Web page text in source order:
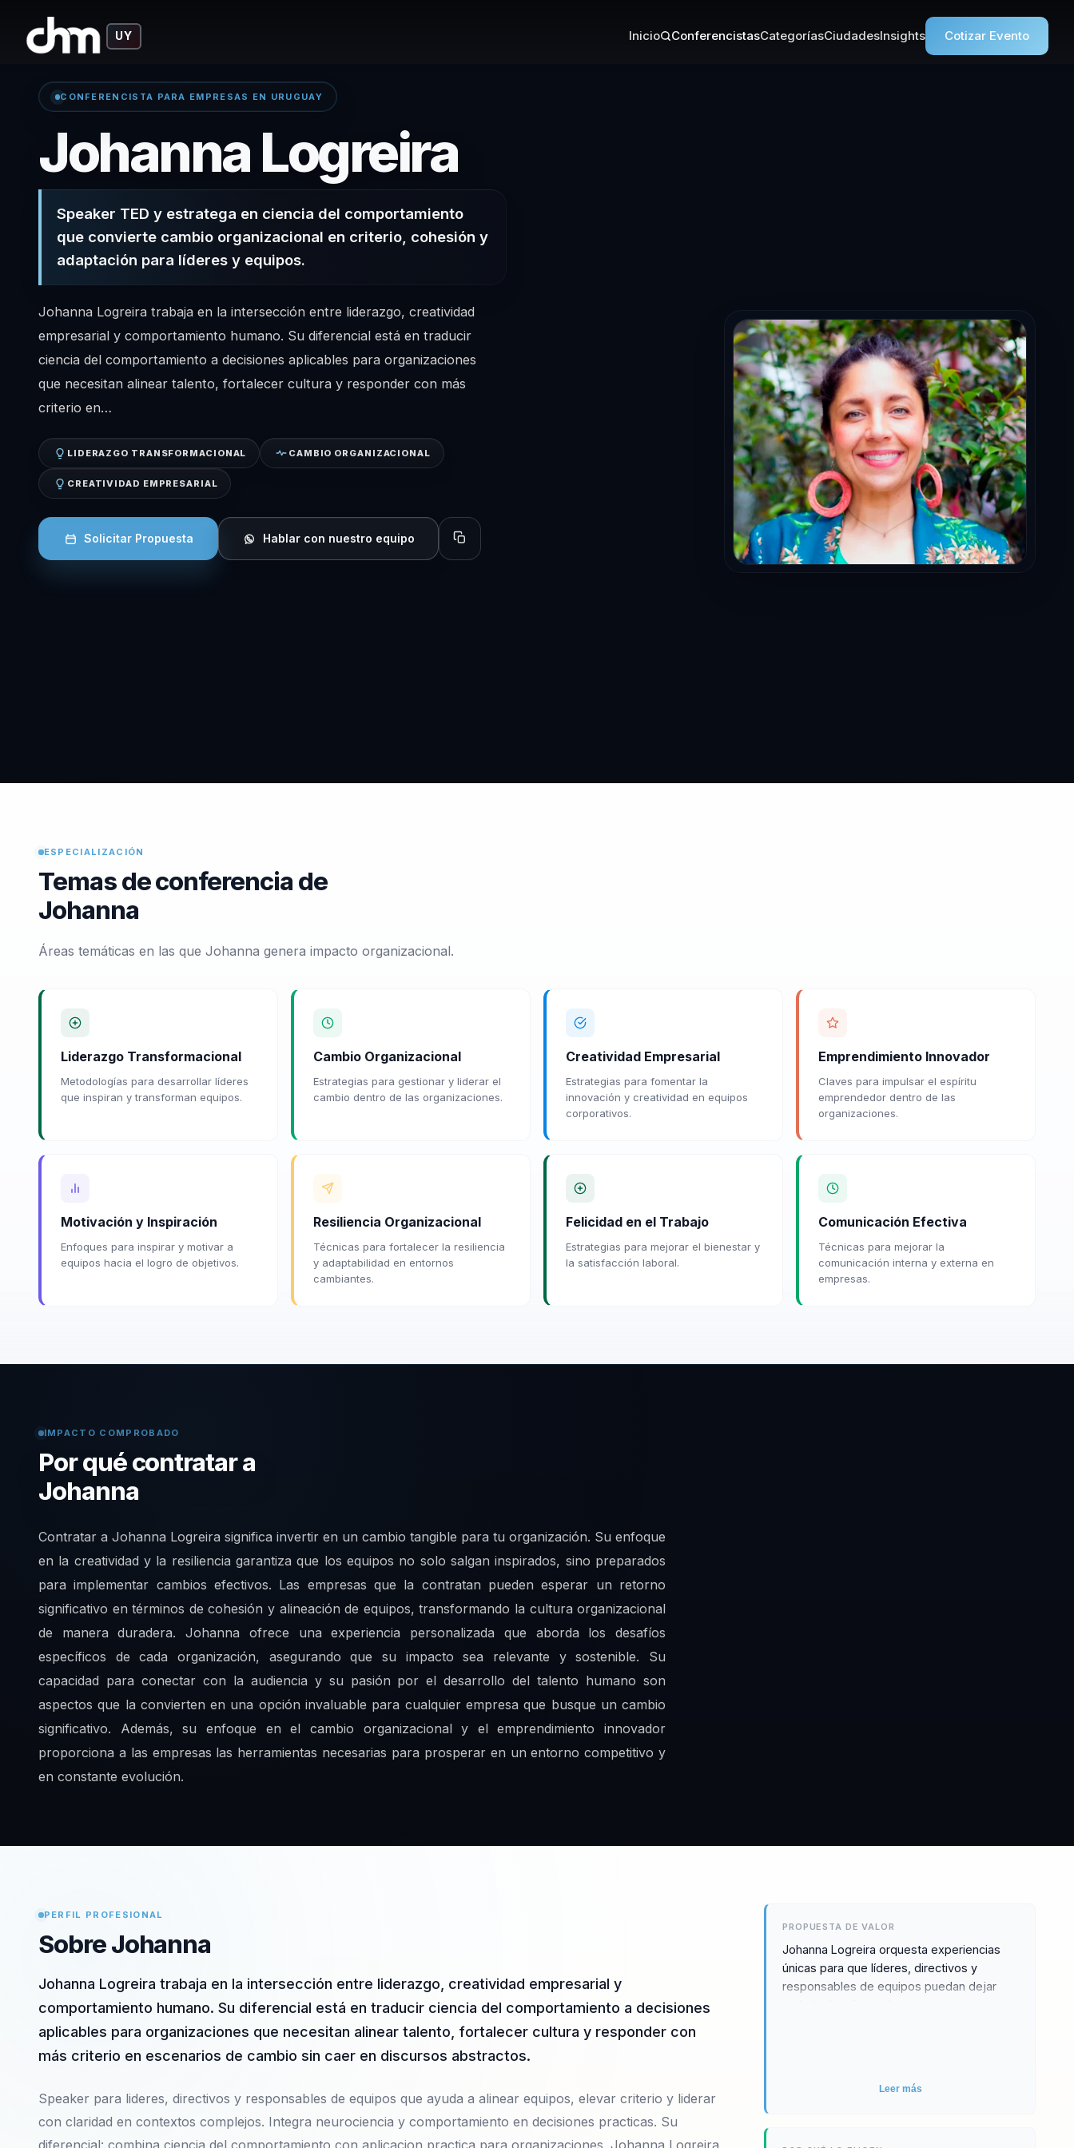
UY Inicio ConferencistasCategoríasCiudadesInsights Cotizar Evento
CONFERENCISTA PARA EMPRESAS EN URUGUAY
Johanna Logreira– Conferencista en
Speaker TED y estratega en ciencia del comportamiento
que convierte cambio organizacional en criterio, cohesión y
adaptación para líderes y equipos.
Johanna Logreira trabaja en la intersección entre liderazgo, creatividad
empresarial y comportamiento humano. Su diferencial está en traducir
ciencia del comportamiento a decisiones aplicables para organizaciones
que necesitan alinear talento, fortalecer cultura y responder con más
criterio en…
LIDERAZGO TRANSFORMACIONAL CAMBIO ORGANIZACIONAL
CREATIVIDAD EMPRESARIAL
Solicitar Propuesta Hablar con nuestro equipo Copiar perfil para compartir
ESPECIALIZACIÓN
Temas de conferencia de
Johanna
Áreas temáticas en las que Johanna genera impacto organizacional.
Liderazgo Transformacional
Metodologías para desarrollar líderes
que inspiran y transforman equipos.
Cambio Organizacional
Estrategias para gestionar y liderar el
cambio dentro de las organizaciones.
Creatividad Empresarial
Estrategias para fomentar la
innovación y creatividad en equipos
corporativos.
Emprendimiento Innovador
Claves para impulsar el espíritu
emprendedor dentro de las
organizaciones.
Motivación y Inspiración
Enfoques para inspirar y motivar a
equipos hacia el logro de objetivos.
Resiliencia Organizacional
Técnicas para fortalecer la resiliencia
y adaptabilidad en entornos
cambiantes.
Felicidad en el Trabajo
Estrategias para mejorar el bienestar y
la satisfacción laboral.
Comunicación Efectiva
Técnicas para mejorar la
comunicación interna y externa en
empresas.
IMPACTO COMPROBADO
Por qué contratar a
Johanna
Contratar a Johanna Logreira significa invertir en un cambio tangible para tu organización. Su enfoque
en la creatividad y la resiliencia garantiza que los equipos no solo salgan inspirados, sino preparados
para implementar cambios efectivos. Las empresas que la contratan pueden esperar un retorno
significativo en términos de cohesión y alineación de equipos, transformando la cultura organizacional
de manera duradera. Johanna ofrece una experiencia personalizada que aborda los desafíos
específicos de cada organización, asegurando que su impacto sea relevante y sostenible. Su
capacidad para conectar con la audiencia y su pasión por el desarrollo del talento humano son
aspectos que la convierten en una opción invaluable para cualquier empresa que busque un cambio
significativo. Además, su enfoque en el cambio organizacional y el emprendimiento innovador
proporciona a las empresas las herramientas necesarias para prosperar en un entorno competitivo y
en constante evolución.
PERFIL PROFESIONAL
Sobre Johanna
Johanna Logreira trabaja en la intersección entre liderazgo, creatividad empresarial y
comportamiento humano. Su diferencial está en traducir ciencia del comportamiento a decisiones
aplicables para organizaciones que necesitan alinear talento, fortalecer cultura y responder con
más criterio en escenarios de cambio sin caer en discursos abstractos.
Speaker para lideres, directivos y responsables de equipos que ayuda a alinear equipos, elevar criterio y liderar
con claridad en contextos complejos. Integra neurociencia y comportamiento en decisiones practicas. Su
diferencial: combina ciencia del comportamiento con aplicacion practica para organizaciones. Johanna Logreira,
PROPUESTA DE VALOR
Johanna Logreira orquesta experiencias
únicas para que líderes, directivos y
responsables de equipos puedan dejar
adaptarse, sino también prosperar en un
Leer más